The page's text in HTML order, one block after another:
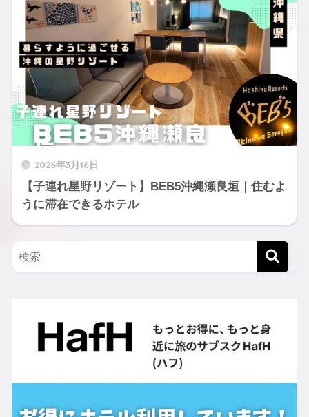
2026年3月16日
【子連れ星野リゾート】BEB5沖縄瀬良垣｜住むよ
うに滞在できるホテル